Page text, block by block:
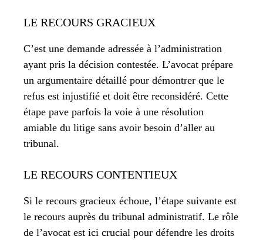
LE RECOURS GRACIEUX
C’est une demande adressée à l’administration
ayant pris la décision contestée. L’avocat prépare
un argumentaire détaillé pour démontrer que le
refus est injustifié et doit être reconsidéré. Cette
étape pave parfois la voie à une résolution
amiable du litige sans avoir besoin d’aller au
tribunal.
LE RECOURS CONTENTIEUX
Si le recours gracieux échoue, l’étape suivante est
le recours auprès du tribunal administratif. Le rôle
de l’avocat est ici crucial pour défendre les droits